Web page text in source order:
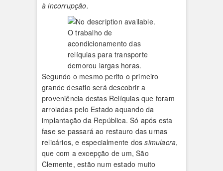
à incorrupção.
O trabalho de
acondicionamento das
relíquias para transporte
demorou largas horas.
Segundo o mesmo perito o primeiro
grande desafio será descobrir a
proveniência destas Relíquias que foram
arroladas pelo Estado aquando da
implantação da República. Só após esta
fase se passará ao restauro das urnas
relicários, e especialmente dossimulacra,
que com a excepção de um, São
Clemente, estão num estado muito